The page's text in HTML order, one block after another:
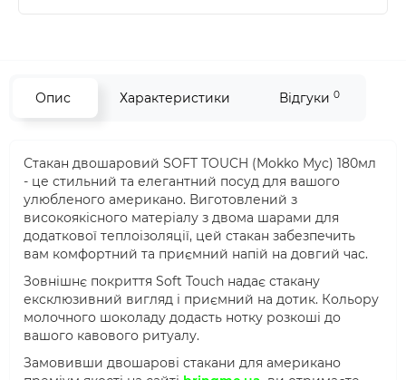
Опис Характеристики Відгуки 0
Стакан двошаровий SOFT TOUCH (Mokko Myc) 180мл
- це стильний та елегантний посуд для вашого
улюбленого американо. Виготовлений з
високоякісного матеріалу з двома шарами для
додаткової теплоізоляції, цей стакан забезпечить
вам комфортний та приємний напій на довгий час.
Зовнішнє покриття Soft Touch надає стакану
ексклюзивний вигляд і приємний на дотик. Кольору
молочного шоколаду додасть нотку розкоші до
вашого кавового ритуалу.
Замовивши двошарові стакани для американо